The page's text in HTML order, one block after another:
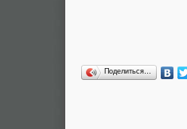
Поделиться…